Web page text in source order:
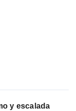
y escalada